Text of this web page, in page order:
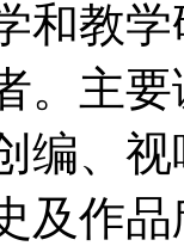
和教
。主
编、
及作